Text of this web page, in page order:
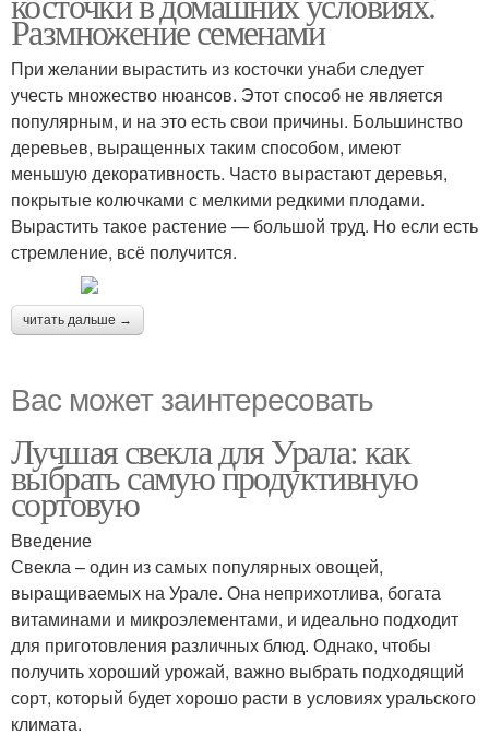
Размножение семенами
При желании вырастить из косточки унаби следует
учесть множество нюансов. Этот способ не является
популярным, и на это есть свои причины. Большинство
деревьев, выращенных таким способом, имеют
меньшую декоративность. Часто вырастают деревья,
покрытые колючками с мелкими редкими плодами.
Вырастить такое растение — большой труд. Но если есть
стремление, всё получится.
читать дальше →
Вас может заинтересовать
Лучшая свекла для Урала: как
выбрать самую продуктивную
сортовую
Введение
Свекла – один из самых популярных овощей,
выращиваемых на Урале. Она неприхотлива, богата
витаминами и микроэлементами, и идеально подходит
для приготовления различных блюд. Однако, чтобы
получить хороший урожай, важно выбрать подходящий
сорт, который будет хорошо расти в условиях уральского
климата.